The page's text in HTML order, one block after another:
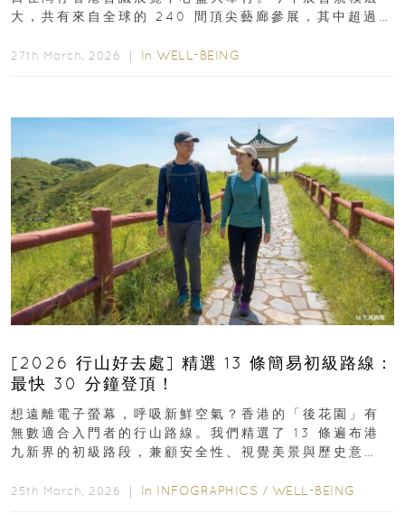
大，共有來自全球的 240 間頂尖藝廊參展，其中超過半
27th March, 2026 ｜ In WELL-BEING
[2026 行山好去處] 精選 13 條簡易初級路線：
最快 30 分鐘登頂！
想遠離電子螢幕，呼吸新鮮空氣？香港的「後花園」有
無數適合入門者的行山路線。我們精選了 13 條遍布港
九新界的初級路段，兼顧安全性、視覺美景與歷史意
25th March, 2026 ｜ In INFOGRAPHICS / WELL-BEING